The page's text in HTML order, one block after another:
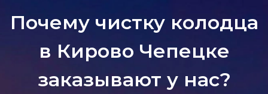
Почему чистку колодца
в Кирово Чепецке
заказывают у нас?